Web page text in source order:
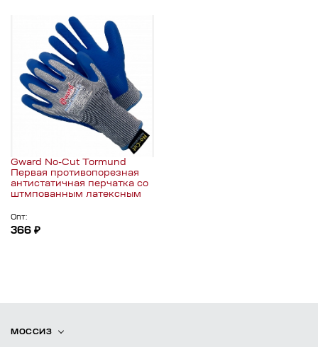
Gward No-Cut Tormund
Первая противопорезная
антистатичная перчатка со
штмпованным латексным
Опт:
366 ₽
МОССИЗ